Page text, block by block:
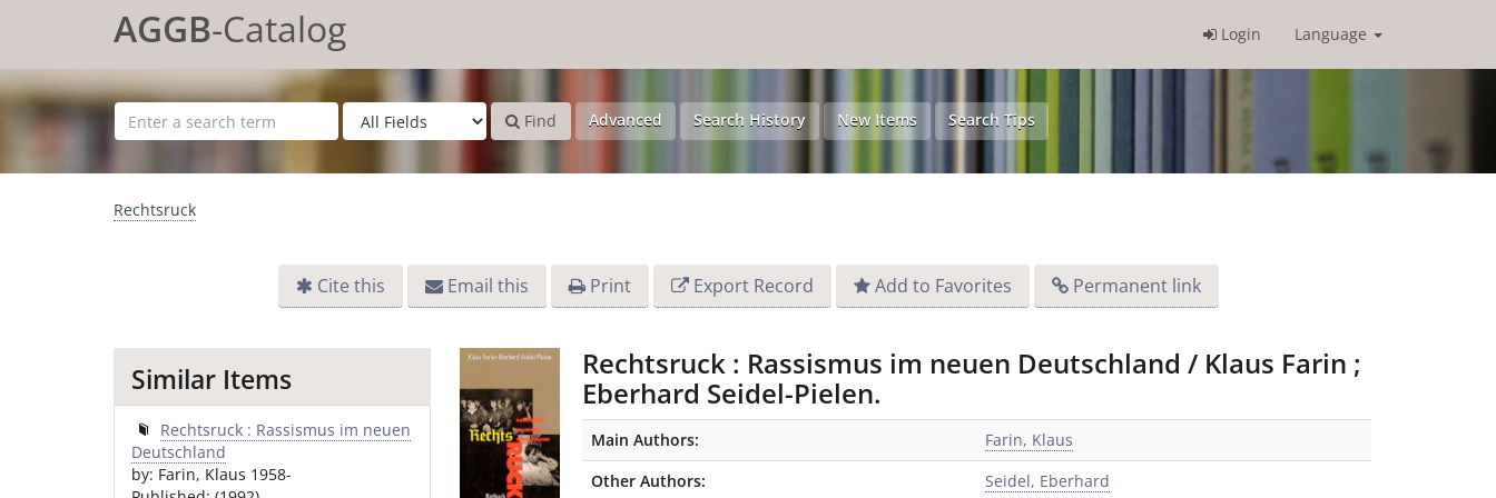
AGGB-Catalog Login Language
Find Advanced Search History New Items Search Tips
Rechtsruck
Cite this Email this Print Export Record Add to Favorites Permanent link
Rechtsruck : Rassismus im neuen Deutschland / Klaus Farin ;
Eberhard Seidel-Pielen.
Bibliographic Details
Main Authors:
Farin, Klaus
Other Authors:
Seidel, Eberhard
Similar Items
Rechtsruck : Rassismus im neuen
Deutschland
by: Farin, Klaus 1958-